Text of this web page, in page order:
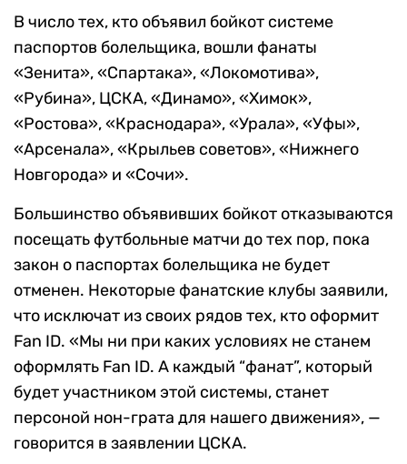
В число тех, кто объявил бойкот системе
паспортов болельщика, вошли фанаты
«Зенита», «Спартака», «Локомотива»,
«Рубина», ЦСКА, «Динамо», «Химок»,
«Ростова», «Краснодара», «Урала», «Уфы»,
«Арсенала», «Крыльев советов», «Нижнего
Новгорода» и «Сочи».
Большинство объявивших бойкот отказываются
посещать футбольные матчи до тех пор, пока
закон о паспортах болельщика не будет
отменен. Некоторые фанатские клубы заявили,
что исключат из своих рядов тех, кто оформит
Fan ID. «Мы ни при каких условиях не станем
оформлять Fan ID. А каждый “фанат”, который
будет участником этой системы, станет
персоной нон-грата для нашего движения», —
говорится в заявлении ЦСКА.